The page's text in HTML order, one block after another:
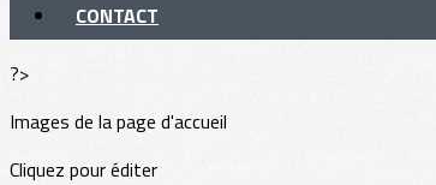
CONTACT
?>
Images de la page d'accueil
Cliquez pour éditer